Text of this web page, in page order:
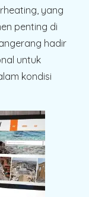
yang
penting di
hadir
untuk
kondisi